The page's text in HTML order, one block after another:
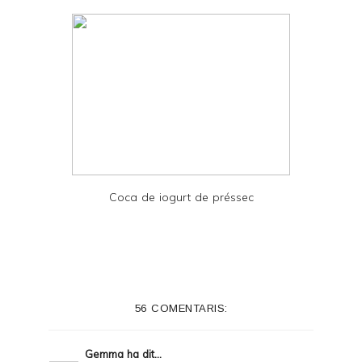
Coca de iogurt de préssec
56 COMENTARIS:
Gemma ha dit...